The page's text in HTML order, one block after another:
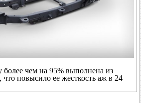
более чем на 95% выполнена из
повысило ее жесткость аж в 24